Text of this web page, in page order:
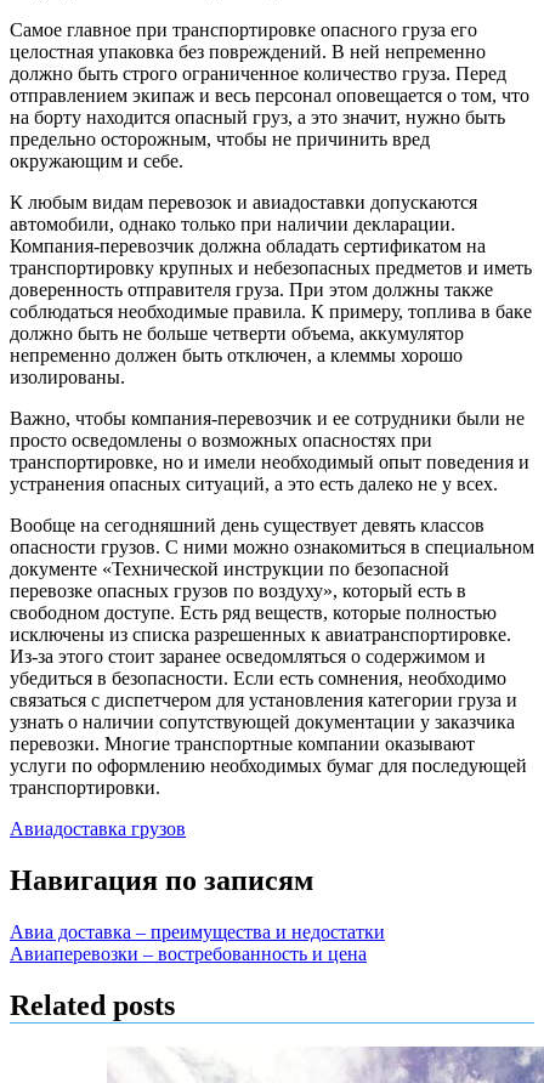
Самое главное при транспортировке опасного груза его
целостная упаковка без повреждений. В ней непременно
должно быть строго ограниченное количество груза. Перед
отправлением экипаж и весь персонал оповещается о том, что
на борту находится опасный груз, а это значит, нужно быть
предельно осторожным, чтобы не причинить вред
окружающим и себе.
К любым видам перевозок и авиадоставки допускаются
автомобили, однако только при наличии декларации.
Компания-перевозчик должна обладать сертификатом на
транспортировку крупных и небезопасных предметов и иметь
доверенность отправителя груза. При этом должны также
соблюдаться необходимые правила. К примеру, топлива в баке
должно быть не больше четверти объема, аккумулятор
непременно должен быть отключен, а клеммы хорошо
изолированы.
Важно, чтобы компания-перевозчик и ее сотрудники были не
просто осведомлены о возможных опасностях при
транспортировке, но и имели необходимый опыт поведения и
устранения опасных ситуаций, а это есть далеко не у всех.
Вообще на сегодняшний день существует девять классов
опасности грузов. С ними можно ознакомиться в специальном
документе «Технической инструкции по безопасной
перевозке опасных грузов по воздуху», который есть в
свободном доступе. Есть ряд веществ, которые полностью
исключены из списка разрешенных к авиатранспортировке.
Из-за этого стоит заранее осведомляться о содержимом и
убедиться в безопасности. Если есть сомнения, необходимо
связаться с диспетчером для установления категории груза и
узнать о наличии сопутствующей документации у заказчика
перевозки. Многие транспортные компании оказывают
услуги по оформлению необходимых бумаг для последующей
транспортировки.
Авиадоставка грузов
Навигация по записям
Авиа доставка – преимущества и недостатки
Авиаперевозки – востребованность и цена
Related posts